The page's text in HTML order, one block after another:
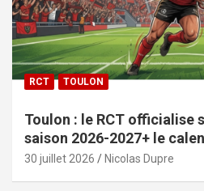
RCT TOULON
Toulon : le RCT officialise
saison 2026-2027+ le
30 juillet 2026 Nicolas Dupre